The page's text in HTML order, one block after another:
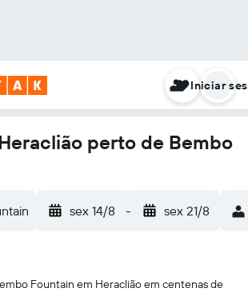
Iniciar
perto de Bembo
sex 14/8 - sex 21/8
Fountain em Heraclião em centenas de